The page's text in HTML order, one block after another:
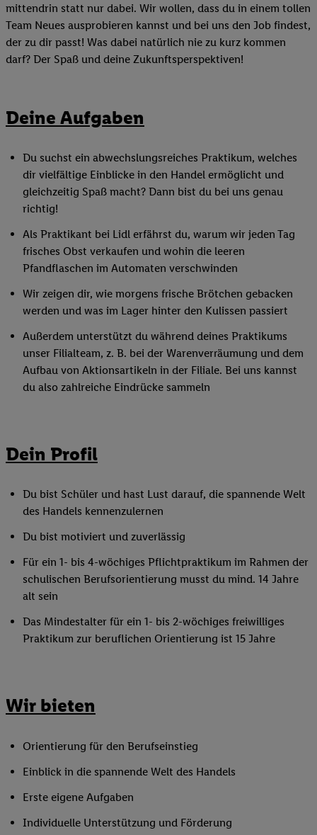
mittendrin statt nur dabei. Wir wollen, dass du in einem tollen
Team Neues ausprobieren kannst und bei uns den Job findest,
der zu dir passt! Was dabei natürlich nie zu kurz kommen
darf? Der Spaß und deine Zukunftsperspektiven!
Deine Aufgaben
Du suchst ein abwechslungsreiches Praktikum, welches
dir vielfältige Einblicke in den Handel ermöglicht und
gleichzeitig Spaß macht? Dann bist du bei uns genau
richtig!
Als Praktikant bei Lidl erfährst du, warum wir jeden Tag
frisches Obst verkaufen und wohin die leeren
Pfandflaschen im Automaten verschwinden
Wir zeigen dir, wie morgens frische Brötchen gebacken
werden und was im Lager hinter den Kulissen passiert
Außerdem unterstützt du während deines Praktikums
unser Filialteam, z. B. bei der Warenverräumung und dem
Aufbau von Aktionsartikeln in der Filiale. Bei uns kannst
du also zahlreiche Eindrücke sammeln
Dein Profil
Du bist Schüler und hast Lust darauf, die spannende Welt
des Handels kennenzulernen
Du bist motiviert und zuverlässig
Für ein 1- bis 4-wöchiges Pflichtpraktikum im Rahmen der
schulischen Berufsorientierung musst du mind. 14 Jahre
alt sein
Das Mindestalter für ein 1- bis 2-wöchiges freiwilliges
Praktikum zur beruflichen Orientierung ist 15 Jahre
Wir bieten
Orientierung für den Berufseinstieg
Einblick in die spannende Welt des Handels
Erste eigene Aufgaben
Individuelle Unterstützung und Förderung